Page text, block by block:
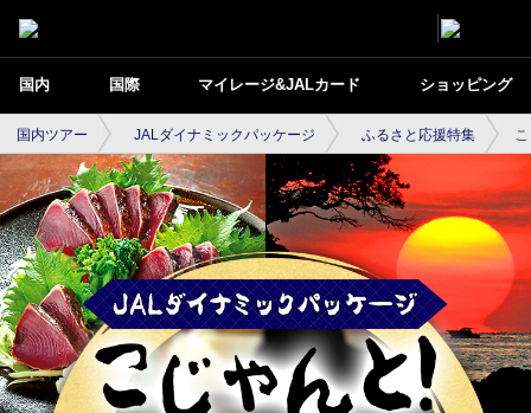
国内 国際 マイレージ&JALカード ショッピング
国内ツアー JALダイナミックパッケージ ふるさと応援特集